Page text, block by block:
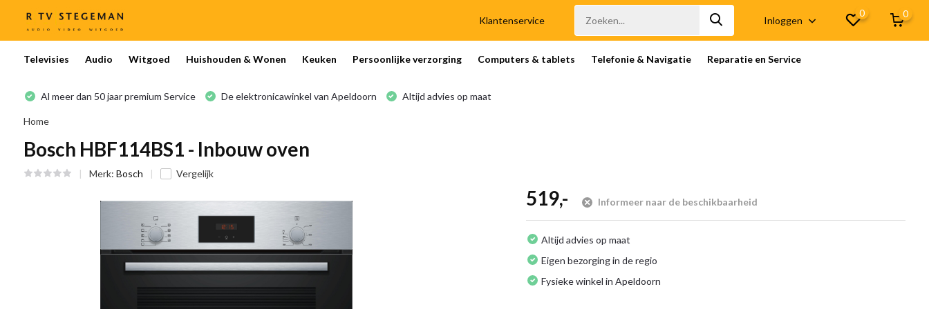
Klantenservice Inloggen
0 0
Televisies Audio Witgoed Huishouden & Wonen Keuken Persoonlijke verzorging Computers & tablets Telefonie & Navigatie Reparatie en Service
Al meer dan 50 jaar premium Service De elektronicawinkel van Apeldoorn Altijd advies op maat
Home
Bosch HBF114BS1 - Inbouw oven
Merk: Bosch Vergelijk
519,- Informeer naar de beschikbaarheid
Altijd advies op maat
Eigen bezorging in de regio
Fysieke winkel in Apeldoorn